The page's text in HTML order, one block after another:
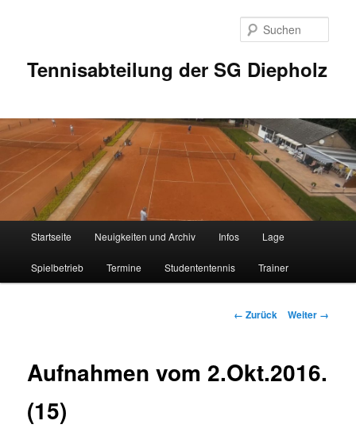
Tennisabteilung der SG Diepholz
Startseite Neuigkeiten und Archiv Infos Lage
Spielbetrieb Termine Studententennis Trainer
Bilder-
← Zurück Weiter →
Aufnahmen vom 2.Okt.2016.
(15)